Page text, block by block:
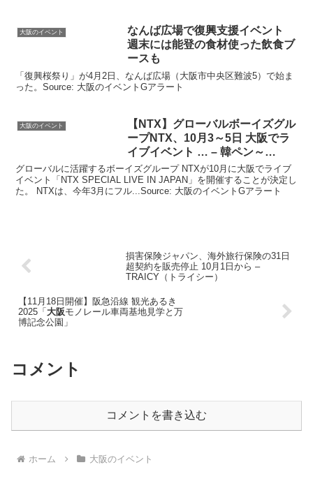
大阪のイベント なんば広場で復興支援イベント
週末には能登の食材使った飲食ブ
ースも
「復興桜祭り」が4月2日、なんば広場（大阪市中央区難波5）で始ま
った。Source: 大阪のイベントGアラート
大阪のイベント
【NTX】グローバルボーイズグル
ープNTX、10月3～5日 大阪でラ
イブイベント … – 韓ペン～
Kanpen
グローバルに活躍するボーイズグループ NTXが10月に大阪でライブ
イベント「NTX SPECIAL LIVE IN JAPAN」を開催することが決定し
た。 NTXは、今年3月にフル...Source: 大阪のイベントGアラート
損害保険ジャパン、海外旅行保険の31日
超契約を販売停止 10月1日から –
TRAICY（トライシー）
【11月18日開催】阪急沿線 観光あるき
2025「大阪モノレール車両基地見学と万
博記念公園」
コメント
コメントを書き込む
ホーム 大阪のイベント